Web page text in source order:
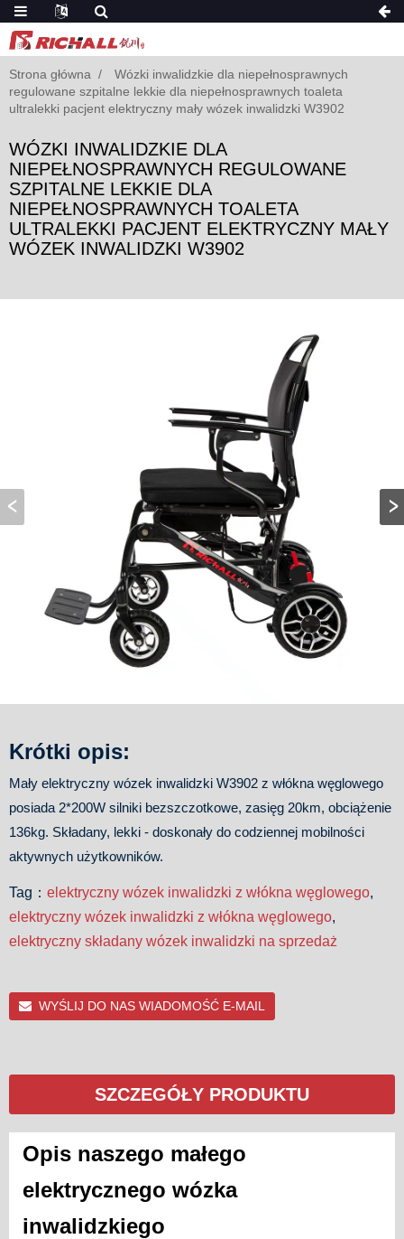
Strona główna
Wózki inwalidzkie dla niepełnosprawnych
regulowane szpitalne lekkie dla niepełnosprawnych toaleta
ultralekki pacjent elektryczny mały wózek inwalidzki W3902
WÓZKI INWALIDZKIE DLA
NIEPEŁNOSPRAWNYCH REGULOWANE
SZPITALNE LEKKIE DLA
NIEPEŁNOSPRAWNYCH TOALETA
ULTRALEKKI PACJENT ELEKTRYCZNY MAŁY
WÓZEK INWALIDZKI W3902
Krótki opis:
Mały elektryczny wózek inwalidzki W3902 z włókna węglowego
posiada 2*200W silniki bezszczotkowe, zasięg 20km, obciążenie
136kg. Składany, lekki - doskonały do codziennej mobilności
aktywnych użytkowników.
Tag： elektryczny wózek inwalidzki z włókna węglowego,
elektryczny wózek inwalidzki z włókna węglowego,
elektryczny składany wózek inwalidzki na sprzedaż
WYŚLIJ DO NAS WIADOMOŚĆ E-MAIL
SZCZEGÓŁY PRODUKTU
Opis naszego małego
elektrycznego wózka
inwalidzkiego